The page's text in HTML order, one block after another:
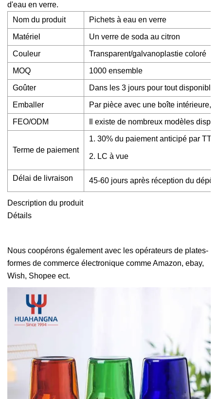
d'eau en verre.
Nom du produit
Pichets à eau en verre
Matériel Un verre de soda au citron
Couleur Transparent/galvanoplastie coloré
MOQ 1000 ensemble
Goûter Dans les 3 jours pour tout
Emballer Par pièce avec une boîte intérieure,
FEO/ODM Il existe de nombreux modèles
Terme de paiement
1. 30% du paiement anticipé par TT,
2. LC à vue
Délai de livraison 45-60 jours après réception du
Description du produit
Détails
Nous coopérons également avec les opérateurs de plates-
formes de commerce électronique comme Amazon, ebay,
Wish, Shopee ect.